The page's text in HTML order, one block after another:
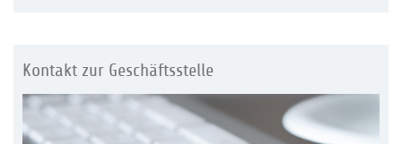
Kontakt zur Geschäftsstelle